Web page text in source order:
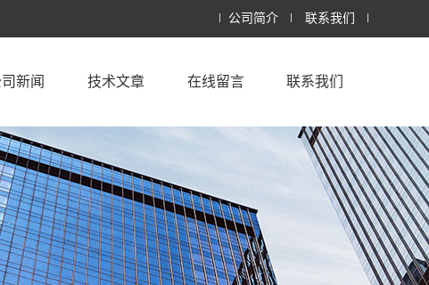
公司简介 联系我们
新闻 技术文章 在线留言 联系我们